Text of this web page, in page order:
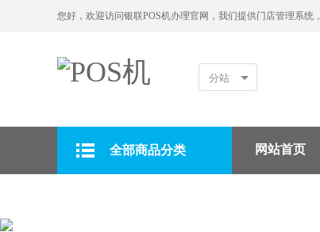
您好，欢迎访问银联POS机办理官网，我们提供门店管理系统
分站
全部商品分类 网站首页